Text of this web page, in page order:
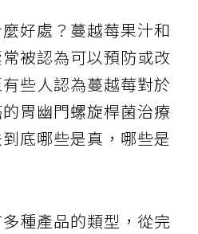
好處？蔓越莓果汁和
被認為可以預防或改
有些人認為蔓越莓對於
胃幽門螺旋桿菌治療
底哪些是真，哪些是
種產品的類型，從完